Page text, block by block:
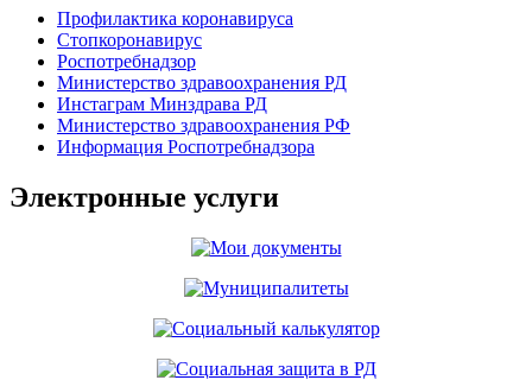
Профилактика коронавируса
Стопкоронавирус
Роспотребнадзор
Министерство здравоохранения РД
Инстаграм Минздрава РД
Министерство здравоохранения РФ
Информация Роспотребнадзора
Электронные услуги